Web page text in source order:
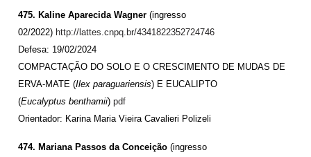
475. Kaline Aparecida Wagner (ingresso
02/2022) http://lattes.cnpq.br/4341822352724746
Defesa: 19/02/2024
COMPACTAÇÃO DO SOLO E O CRESCIMENTO DE MUDAS DE
ERVA-MATE (Ilex paraguariensis) E EUCALIPTO
(Eucalyptus benthamii) pdf
Orientador: Karina Maria Vieira Cavalieri Polizeli
474. Mariana Passos da Conceição (ingresso